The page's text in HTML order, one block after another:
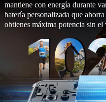
mantiene con energía durante
batería personalizada que
obtienes máxima potencia sin el